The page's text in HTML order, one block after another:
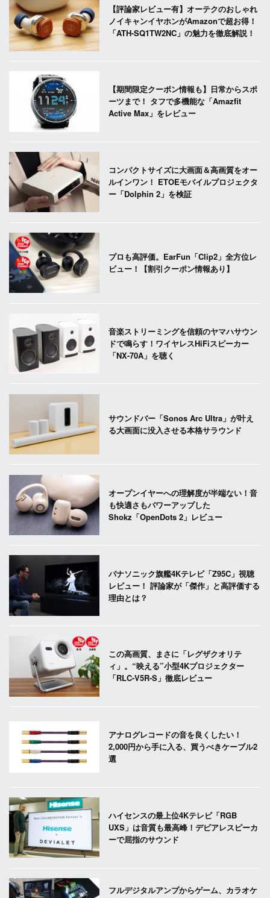
【評論家レビュー有】オーテクのおしゃれ
ノイキャンイヤホンがAmazonで超お得！
「ATH-SQ1TW2NC」の魅力を徹底解説！
【期間限定クーポン情報も】日常からスポ
ーツまで！ タフで多機能な「Amazfit
Active Max」をレビュー
コンパクトサイズに大画面＆高画質をオー
ルインワン！ ETOEモバイルプロジェクタ
ー「Dolphin 2」を検証
プロも高評価。EarFun「Clip2」全方位レ
ビュー！【割引クーポン情報あり】
音楽ストリーミングを信頼のヤマハサウン
ドで鳴らす！ワイヤレスHiFiスピーカー
「NX-70A」を聴く
サウンドバー「Sonos Arc Ultra」が叶え
る大画面に没入させる本格サラウンド
オープンイヤーへの理解度が半端ない！音
も快適さもパワーアップした
Shokz「OpenDots 2」レビュー
パナソニック旗艦4Kテレビ「Z95C」視聴
レビュー！ 評論家が「傑作」と高評価する
理由とは？
この高画質、まさに「レグザクオリテ
ィ」。“映える”小型4Kプロジェクター
「RLC-V5R-S」徹底レビュー
アナログレコードの音を良くしたい！
2,000円から手に入る、買うべきケーブル2
選
ハイセンスの最上位4Kテレビ「RGB
UXS」は音質も最高峰！デビアレスピーカ
ーで屈指のサウンド
フルデジタルアンプからゲーム、カラオケ